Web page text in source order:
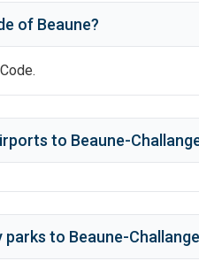
of Beaune?
to Beaune-
parks to Beaune-